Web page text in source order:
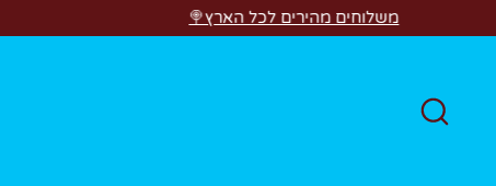
מהירים לכל הארץ🍭